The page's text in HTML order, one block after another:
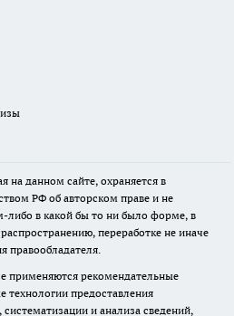
на данном сайте, охраняется в
РФ об авторском праве и не
либо в какой бы то ни было форме, в
переработке не иначе
правообладателя.
применяются рекомендательные
предоставления
и анализа сведений,